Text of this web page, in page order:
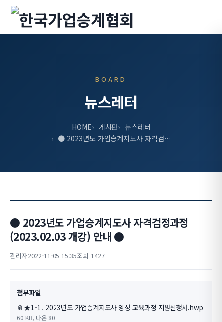
BOARD
뉴스레터
HOME 게시판
뉴스레터
● 2023년도 가업승계지도사 자격검…
● 2023년도 가업승계지도사 자격검정과정
(2023.02.03 개강) 안내 ●
관리자2022-11-05 15:35조회 1427
첨부파일
📎★1-1. 2023년도 가업승계지도사 양성 교육과정 지원신청서.hwp
60 KB, 다운 80